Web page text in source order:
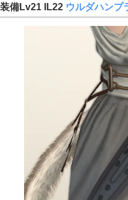
装備Lv21 IL22 ウルダハンプ